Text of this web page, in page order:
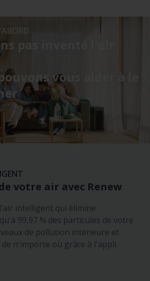
pas inventé l'air
vous aider à le
votre air avec Renew
intelligent qui élimine
99,97 % des particules de votre
de pollution intérieure et
n'importe où grâce à l'appli